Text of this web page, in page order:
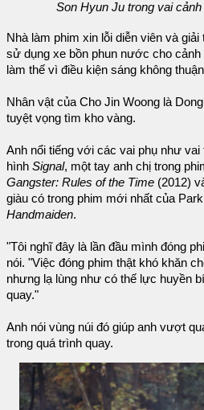
Son Hyun Ju trong vai
Nhà làm phim xin lỗi diễn viên và
sử dụng xe bồn phun nước cho
làm thế vì điều kiện sáng không
Nhân vật của Cho Jin Woong là
tuyệt vọng tìm kho vàng.
Anh nổi tiếng với các vai phụ như
hình Signal, một tay anh chị trong
Gangster: Rules of the Time (2012)
giàu có trong phim mới nhất của
Handmaiden.
"Tôi nghĩ đây là lần đầu mình đóng
nói. "Việc đóng phim thật khó khăn
nhưng lạ lùng như có thế lực huyền
quay."
Anh nói vùng núi đó giúp anh vượt
trong quá trình quay.